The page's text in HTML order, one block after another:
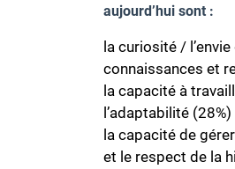
aujourd’hui sont :
la curiosité /
connaissances et
la capacité à
l’adaptabilité (28%)
la capacité de
et le respect de la